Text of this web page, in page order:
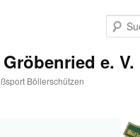
e. V.
Böllerschützen